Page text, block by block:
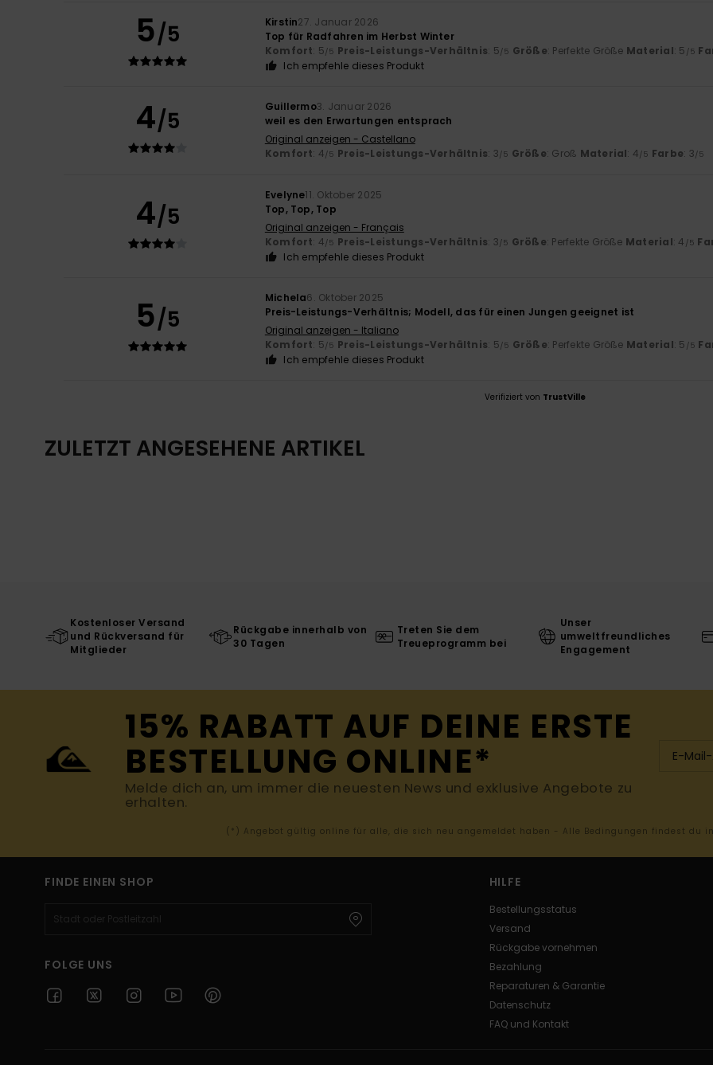
5/5 Kirstin27. Januar 2026
Top für Radfahren im Herbst Winter
Komfort: 5/5 Preis-Leistungs-Verhältnis: 5/5 Größe: Perfekte Größe Material: 5 /5
Ich empfehle dieses Produkt
4/5 Guillermo3. Januar 2026
weil es den Erwartungen entsprach
Original anzeigen - Castellano
Komfort: 4/5 Preis-Leistungs-Verhältnis: 3/5 Größe: Groß Material: 4/5 Farbe: 3/5
4/5
Evelyne11. Oktober 2025
Top, Top, Top
Original anzeigen - Français
Komfort: 4/5 Preis-Leistungs-Verhältnis: 3/5 Größe: Perfekte Größe Material: 4 /5
Ich empfehle dieses Produkt
5/5
Michela6. Oktober 2025
Preis-Leistungs-Verhältnis; Modell, das für einen Jungen geeignet ist
Original anzeigen - Italiano
Komfort: 5/5 Preis-Leistungs-Verhältnis: 5/5 Größe: Perfekte Größe Material: 5 /5
Ich empfehle dieses Produkt
Verifiziert von TrustVille
ZULETZT ANGESEHENE ARTIKEL
Kostenloser Versand
und Rückversand für
Mitglieder
Rückgabe innerhalb von
30 Tagen
Treten Sie dem
Treueprogramm bei
Unser
umweltfreundliches
Engagement
15% RABATT AUF DEINE ERSTE
BESTELLUNG ONLINE*
Melde dich an, um immer die neuesten News und exklusive Angebote zu
erhalten.
(*) Angebot gültig online für alle, die sich neu angemeldet haben - Alle Bedingungen findest du
FINDE EINEN SHOP
FOLGE UNS
HILFE
Bestellungsstatus
Versand
Rückgabe vornehmen
Bezahlung
Reparaturen & Garantie
Datenschutz
FAQ und Kontakt